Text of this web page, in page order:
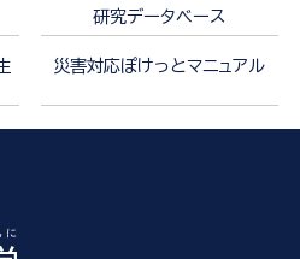
研究データベース
災害対応ぽけっとマニュアル